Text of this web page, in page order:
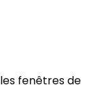
fenêtres de